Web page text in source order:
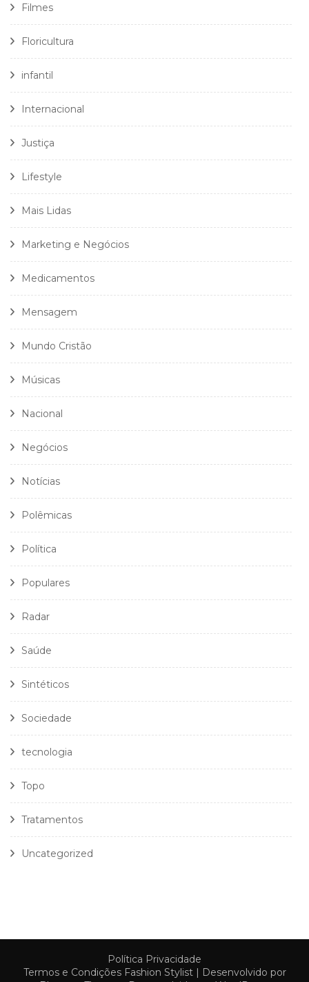
Filmes
Floricultura
infantil
Internacional
Justiça
Lifestyle
Mais Lidas
Marketing e Negócios
Medicamentos
Mensagem
Mundo Cristão
Músicas
Nacional
Negócios
Notícias
Polêmicas
Política
Populares
Radar
Saúde
Sintéticos
Sociedade
tecnologia
Topo
Tratamentos
Uncategorized
Política Privacidade
Termos e CondiçõesFashion Stylist | Desenvolvido por